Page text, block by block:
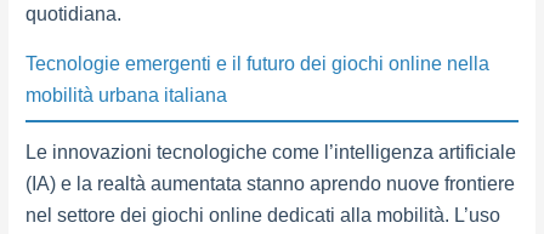
quotidiana.
Tecnologie emergenti e il futuro dei giochi online nella
mobilità urbana italiana
Le innovazioni tecnologiche come l’intelligenza artificiale
(IA) e la realtà aumentata stanno aprendo nuove frontiere
nel settore dei giochi online dedicati alla mobilità. L’uso